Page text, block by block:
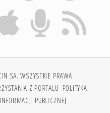
SA. WSZYSTKIE PRAWA
Z PORTALU POLITYKA
PUBLICZNEJ